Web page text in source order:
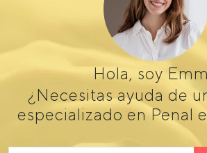
Hola, soy
¿Necesitas ayuda de
especializado en Penal